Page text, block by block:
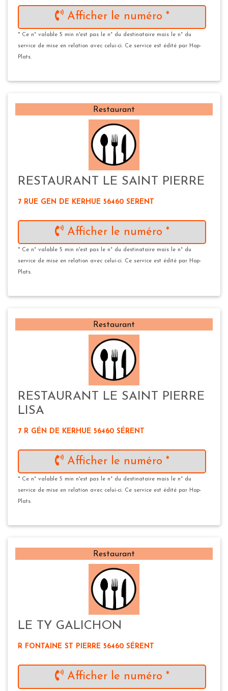
Afficher le numéro *
* Ce n° valable 5 min n'est pas le n° du destinataire mais le n° du
service de mise en relation avec celui-ci. Ce service est édité par Hop-
Plats.
Restaurant
RESTAURANT LE SAINT PIERRE
7 RUE GEN DE KERHUE 56460 SERENT
Afficher le numéro *
* Ce n° valable 5 min n'est pas le n° du destinataire mais le n° du
service de mise en relation avec celui-ci. Ce service est édité par Hop-
Plats.
Restaurant
RESTAURANT LE SAINT PIERRE
LISA
7 R GÉN DE KERHUE 56460 SÉRENT
Afficher le numéro *
* Ce n° valable 5 min n'est pas le n° du destinataire mais le n° du
service de mise en relation avec celui-ci. Ce service est édité par Hop-
Plats.
Restaurant
LE TY GALICHON
R FONTAINE ST PIERRE 56460 SÉRENT
Afficher le numéro *